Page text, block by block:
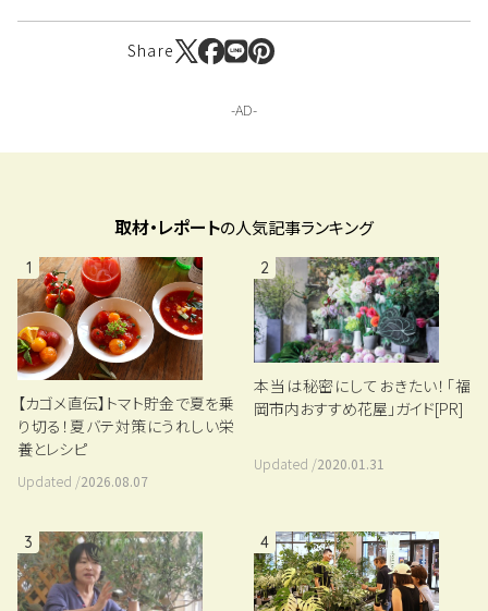
Share
取材・レポートの人気記事ランキング
1
【カゴメ直伝】トマト貯金で夏を乗
り切る！夏バテ対策にうれしい栄
養とレシピ
Updated /2026.08.07
2
本当は秘密にしておきたい！「福
岡市内おすすめ花屋」ガイド[PR]
Updated /2020.01.31
3 4